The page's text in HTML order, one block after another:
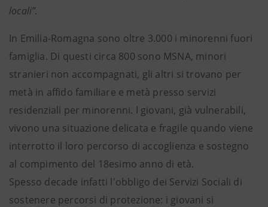
locali”.
In Emilia-Romagna sono oltre 3.000 i minorenni fuori
famiglia. Di questi circa 800 sono MSNA, minori
stranieri non accompagnati, gli altri si trovano per
metà in affido familiare e metà presso servizi
residenziali per minorenni. I giovani, già vulnerabili,
vivono una situazione delicata e fragile quando viene
interrotto il loro percorso di accoglienza e sostegno
al compimento del 18esimo anno di età.
Spesso decade infatti l'obbligo dei Servizi Sociali di
sostenere percorsi di protezione: i giovani si